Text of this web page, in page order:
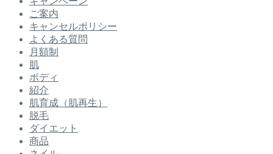
ご案内
キャンセルポリシー
よくある質問
月額制
肌
ボディ
紹介
肌育成（肌再生）
脱毛
ダイエット
商品